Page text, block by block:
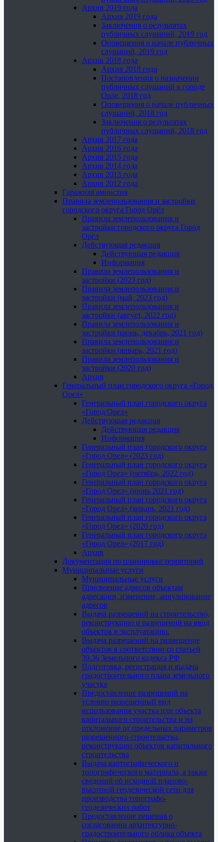
Архив 2019 года
Архив 2019 года
Заключения о результатах
публичных слушаний, 2019 год
Оповещения о начале публичных
слушаний, 2019 год
Архив 2018 года
Архив 2018 года
Постановления о назначении
публичных слушаний в городе
Орле, 2018 год
Оповещения о начале публичных
слушаний, 2018 год
Заключения о результатах
публичных слушаний, 2018 год
Архив 2017 года
Архив 2016 года
Архив 2015 года
Архив 2014 года
Архив 2013 года
Архив 2012 года
Гаражная амнистия
Правила землепользования и застройки
городского округа Город Орёл
Правила землепользования и
застройки городского округа Город
Орёл
Действующая редакция
Действующая редакция
Информация
Правила землепользования и
застройки (2023 год)
Правила землепользования и
застройки (май, 2023 год)
Правила землепользования и
застройки (август, 2022 год)
Правила землепользования и
застройки (июнь, декабрь, 2021 год)
Правила землепользования и
застройки (январь, 2021 год)
Правила землепользования и
застройки (2020 год)
Архив
Генеральный план городского округа «Город
Орел»
Генеральный план городского округа
«Город Орел»
Действующая редакция
Действующая редакция
Информация
Генеральный план городского округа
«Город Орел» (2023 год)
Генеральный план городского округа
«Город Орел» (октябрь, 2022 год)
Генеральный план городского округа
«Город Орел» (июнь 2021 год)
Генеральный план городского округа
«Город Орел» (январь, 2021 год)
Генеральный план городского округа
«Город Орел» (2020 год)
Генеральный план городского округа
«Город Орел» (2017 год)
Архив
Документация по планировке территорий
Муниципальные услуги
Муниципальные услуги
Присвоение адресов объектам
адресации, изменение, аннулирование
адресов
Выдача разрешений на строительство,
реконструкцию и разрешений на ввод
объектов в эксплуатацию.
Выдача разрешений на размещение
объектов в соответствии со статьей
39.36 Земельного кодекса РФ
Подготовка, регистрация и выдача
градостроительного плана земельного
участка
Предоставление разрешений на
условно разрешенный вид
использования участка или объекта
капитального строительства и на
отклонение от предельных параметров
разрешенного строительства,
реконструкции объектов капитального
строительства
Выдача картографического и
топографического материала, а также
сведений об исходной планово-
высотной геодезической сети для
производства топографо-
геодезических работ
Предоставление решения о
согласовании архитектурно-
градостроительного облика объекта